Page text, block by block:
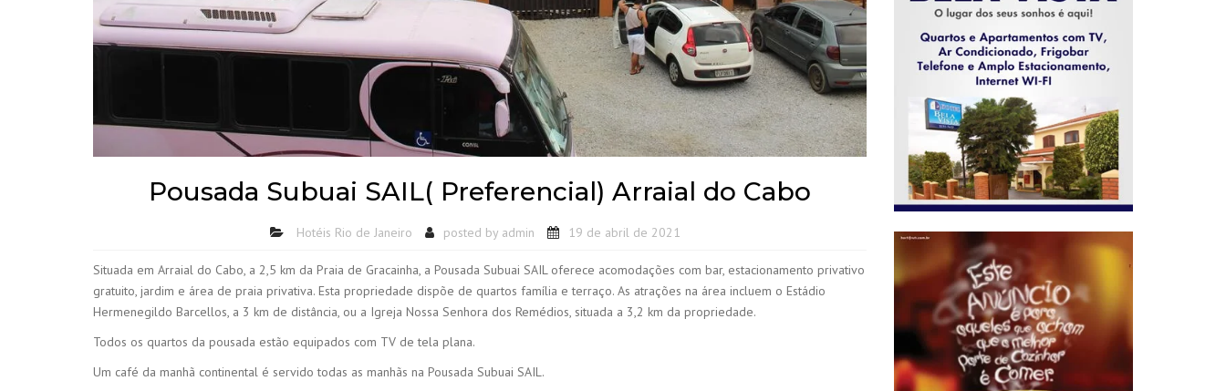
Pousada Subuai SAIL( Preferencial) Arraial do Cabo
Hotéis Rio de Janeiro posted by admin 19 de abril de 2021
Situada em Arraial do Cabo, a 2,5 km da Praia de Gracainha, a Pousada Subuai SAIL oferece acomodações com bar, estacionamento privativo
gratuito, jardim e área de praia privativa. Esta propriedade dispõe de quartos família e terraço. As atrações na área incluem o Estádio
Hermenegildo Barcellos, a 3 km de distância, ou a Igreja Nossa Senhora dos Remédios, situada a 3,2 km da propriedade.
Todos os quartos da pousada estão equipados com TV de tela plana.
Um café da manhã continental é servido todas as manhãs na Pousada Subuai SAIL.